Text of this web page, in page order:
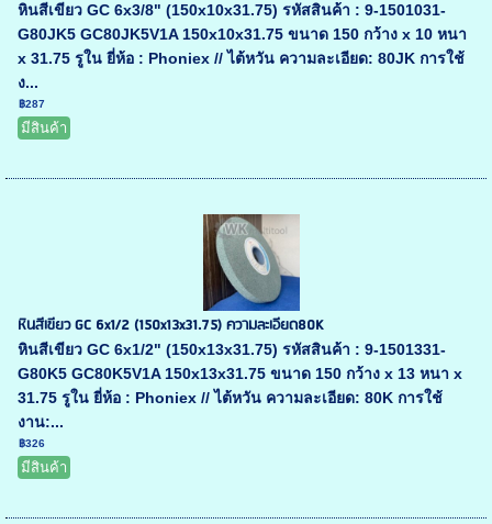
หินสีเขียว GC 6x3/8" (150x10x31.75) รหัสสินค้า : 9-1501031-
G80JK5 GC80JK5V1A 150x10x31.75 ขนาด 150 กว้าง x 10 หนา
x 31.75 รูใน ยี่ห้อ : Phoniex // ไต้หวัน ความละเอียด: 80JK การใช้
ง...
฿287
มีสินค้า
หินสีเขียว GC 6x1/2 (150x13x31.75) ความละเอียด80K
หินสีเขียว GC 6x1/2" (150x13x31.75) รหัสสินค้า : 9-1501331-
G80K5 GC80K5V1A 150x13x31.75 ขนาด 150 กว้าง x 13 หนา x
31.75 รูใน ยี่ห้อ : Phoniex // ไต้หวัน ความละเอียด: 80K การใช้
งาน:...
฿326
มีสินค้า